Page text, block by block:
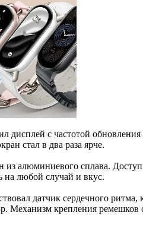
дисплей с частотой
стал в два раза ярче.
из алюминиевого сплава.
на любой случай и вкус.
датчик сердечного
Механизм крепления ремешков